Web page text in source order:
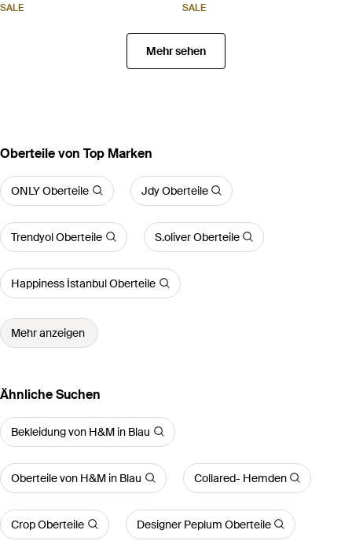
SALE SALE
Mehr sehen
Oberteile von Top Marken
ONLY Oberteile Jdy Oberteile
Trendyol Oberteile S.oliver Oberteile
Happiness İstanbul Oberteile
Mehr anzeigen
Ähnliche Suchen
Bekleidung von H&M in Blau
Oberteile von H&M in Blau Collared- Hemden
Crop Oberteile Designer Peplum Oberteile